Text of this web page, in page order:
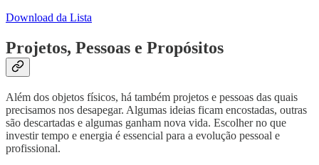
Download da Lista
Projetos, Pessoas e Propósitos
Além dos objetos físicos, há também projetos e pessoas das quais
precisamos nos desapegar. Algumas ideias ficam encostadas, outras
são descartadas e algumas ganham nova vida. Escolher no que
investir tempo e energia é essencial para a evolução pessoal e
profissional.